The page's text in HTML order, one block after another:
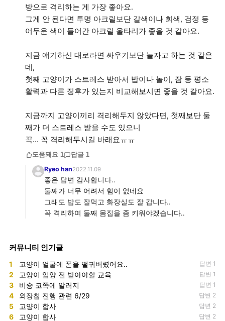
방으로 격리하는 게 가장 좋아요.
그게 안 된다면 투명 아크릴보단 갈색이나 회색, 검정 등
어두운 색이 들어간 아크릴 울타리가 좋을 것 같아요.
지금 얘기하신 대로라면 싸우기보단 놀자고 하는 것 같은
데,
첫째 고양이가 스트레스 받아서 밥이나 놀이, 잠 등 평소
활력과 다른 징후가 있는지 비교해보시면 좋을 것 같아요.
지금까지 고양이끼리 격리해두지 않았다면, 첫째보단 둘
째가 더 스트레스 받을 수도 있으니
꼭... 꼭 격리해두시길 바래요ㅠㅠ
도움돼요 1 답글 1
Ryeo han2022.11.09
좋은 답변 감사합니다..
둘째가 너무 어려서 힘이 없네요
그래도 밥도 잘먹고 화장실도 잘 갑니다..
꼭 격리하여 둘째 몸집을 좀 키워야겠습니다..
커뮤니티 인기글
1 고양이 얼굴에 폰을 떨궈버렸어요.. 답변 1
2 고양이 입양 전 받아야할 교육 답변 1
3 비숑 코쪽에 알러지 답변 1
4 외장칩 진행 관련 6/29 답변 2
5 고양이 합사 답변 2
6 고양이 합사 답변 2